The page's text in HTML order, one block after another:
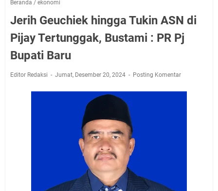
Beranda / ekonomi
Jerih Geuchiek hingga Tukin ASN di
Pijay Tertunggak, Bustami : PR Pj
Bupati Baru
Editor Redaksi Jumat, Desember 20, 2024 Posting Komentar